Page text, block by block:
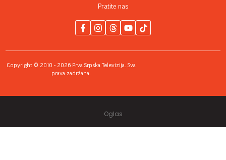
Pratite nas
Copyright © 2010 - 2026 Prva Srpska Televizija. Sva
prava zadržana.